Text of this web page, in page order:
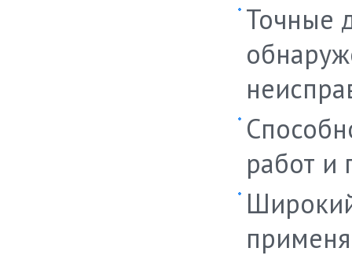
Точные
работ и